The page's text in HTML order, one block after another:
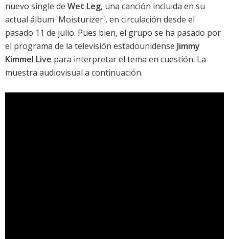
nuevo single de Wet Leg, una canción incluida en su
actual álbum 'Moisturizer', en circulación desde el
pasado 11 de julio. Pues bien, el grupo se ha pasado por
el programa de la televisión estadounidense Jimmy
Kimmel Live para interpretar el tema en cuestión. La
muestra audiovisual a continuación.